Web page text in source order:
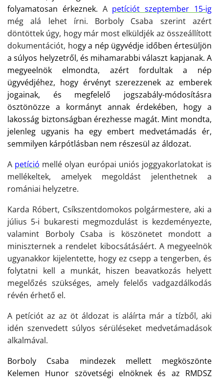
folyamatosan érkeznek. A petíciót szeptember 15-ig
még alá lehet írni. Borboly Csaba szerint azért
döntöttek úgy, hogy már most elküldjék az összeállított
dokumentációt, hogy a nép ügyvédje időben értesüljön
a súlyos helyzetről, és mihamarabbi választ kapjanak. A
megyeelnök elmondta, azért fordultak a nép
ügyvédjéhez, hogy érvényt szerezzenek az emberek
jogainak, és megfelelő jogszabály-módosításra
ösztönözze a kormányt annak érdekében, hogy a
lakosság biztonságban érezhesse magát. Mint mondta,
jelenleg ugyanis ha egy embert medvetámadás ér,
semmilyen kárpótlásban nem részesül az áldozat.
A petíció mellé olyan európai uniós joggyakorlatokat is
mellékeltek, amelyek megoldást jelenthetnek a
romániai helyzetre.
Karda Róbert, Csíkszentdomokos polgármestere, aki a
július 5-i bukaresti megmozdulást is kezdeményezte,
valamint Borboly Csaba is köszönetet mondott a
miniszternek a rendelet kibocsátásáért. A megyeelnök
ugyanakkor kijelentette, hogy ez csepp a tengerben, és
folytatni kell a munkát, hiszen beavatkozás helyett
megelőzés szükséges, amely felelős vadgazdálkodás
révén érhető el.
A petíciót az az öt áldozat is aláírta már a tízből, aki
idén szenvedett súlyos sérüléseket medvetámadások
alkalmával.
Borboly Csaba mindezek mellett megköszönte
Kelemen Hunor szövetségi elnöknek és az RMDSZ